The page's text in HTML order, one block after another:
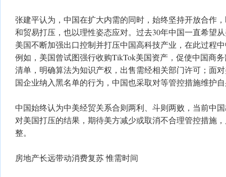
张建平认为，中国在扩大内需的同时，始终坚持开放合作
和贸易打压，也以理性姿态应对。过去30年中国一直希望
美国不断加强出口控制并打压中国高科技产业，在此过程
例如，美国曾试图强行收购TikTok美国资产，促使中国商
清单，明确算法为知识产权，出售需经相关部门许可；面
国企业纳入黑名单的行为，中国也采取对等管控措施维护
中国始终认为中美经贸关系合则两利、斗则两败，当前中
对美国打压的结果，期待美方减少或取消不合理管控措施
整。
房地产长远带动消费复苏 惟需时间